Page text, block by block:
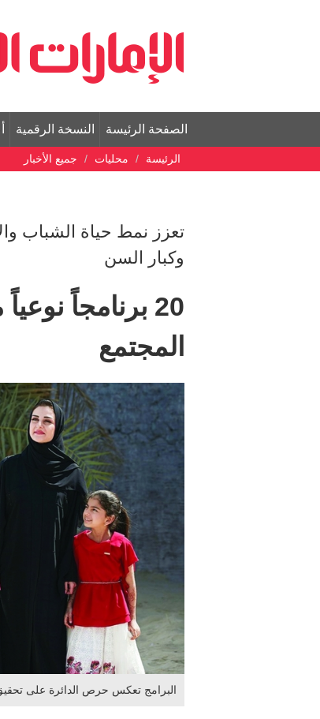
الصفحة الرئيسة النسخة الرقمية
الرئيسة محليات جميع الأخبار
تعزز نمط حياة الشباب
وكبار السن
20 برنامجاً
المجتمع
البرامج تعكس حرص الدائرة على